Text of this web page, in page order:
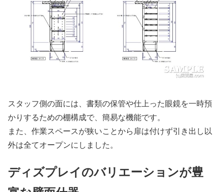
スタッフ側の面には、書類の保管や仕上った眼鏡を一時預
かりするための棚構成で、簡易な機能です。
また、作業スペースが狭いことから扉は付けず引き出し以
外は全てオープンにしました。
ディズプレイのバリエーションが豊